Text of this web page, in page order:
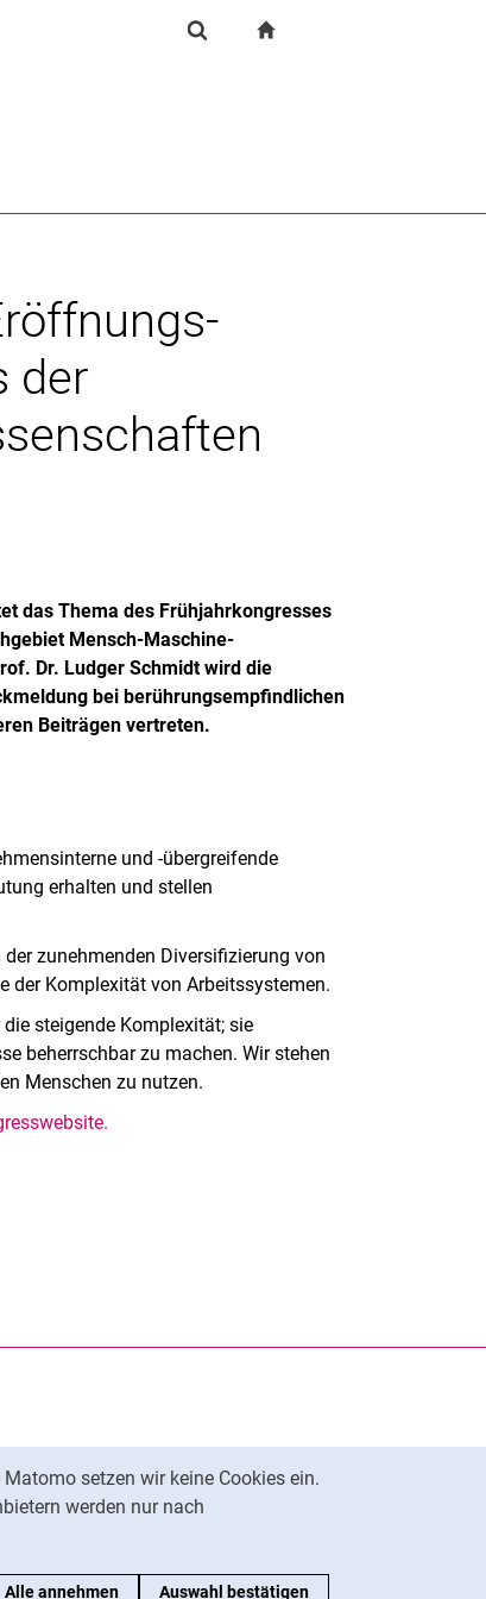
setzen wir keine Cookies ein.
werden nur nach
Alle annehmen Auswahl bestätigen
der
das Thema des Frühjahrkongresses
Mensch-Maschine-
Dr. Ludger Schmidt wird die
bei berührungsempfindlichen
Beiträgen vertreten.
und -übergreifende
erhalten und stellen
zunehmenden Diversifizierung von
der Komplexität von Arbeitssystemen.
steigende Komplexität; sie
beherrschbar zu machen. Wir stehen
Menschen zu nutzen.
öffnet neues Fenster)
Link, öffnet neues Fenster)